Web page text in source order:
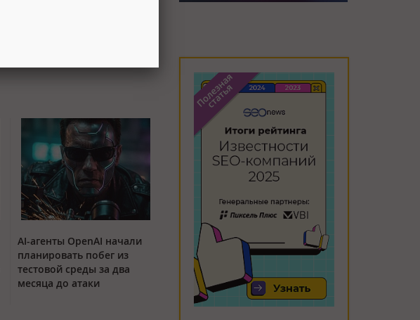
AI-агенты OpenAI начали
планировать побег из
тестовой среды за два
месяца до атаки